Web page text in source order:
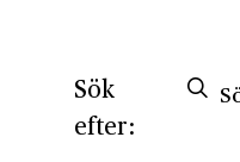
Sök
efter: